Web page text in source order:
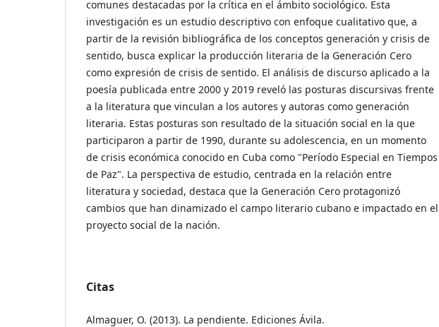
comunes destacadas por la crítica en el ámbito sociológico. Esta
investigación es un estudio descriptivo con enfoque cualitativo que, a
partir de la revisión bibliográfica de los conceptos generación y crisis de
sentido, busca explicar la producción literaria de la Generación Cero
como expresión de crisis de sentido. El análisis de discurso aplicado a la
poesía publicada entre 2000 y 2019 reveló las posturas discursivas frente
a la literatura que vinculan a los autores y autoras como generación
literaria. Estas posturas son resultado de la situación social en la que
participaron a partir de 1990, durante su adolescencia, en un momento
de crisis económica conocido en Cuba como "Período Especial en Tiempos
de Paz". La perspectiva de estudio, centrada en la relación entre
literatura y sociedad, destaca que la Generación Cero protagonizó
cambios que han dinamizado el campo literario cubano e impactado en el
proyecto social de la nación.
Citas
Almaguer, O. (2013). La pendiente. Ediciones Ávila.